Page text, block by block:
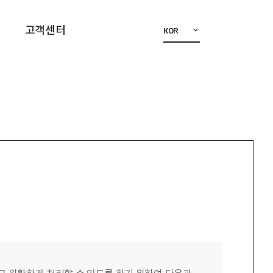
고객센터 KOR